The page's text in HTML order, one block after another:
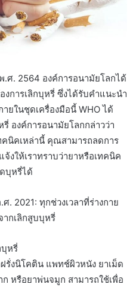
.ศ. 2564 องค์การอนามัยโลกได้
การเลิกบุหรี่ ซึ่งได้รับคำแนะนำ
ยในชุดเครื่องมือนี้ WHO ได้
องค์การอนามัยโลกกล่าวว่า
คนิคเหล่านี้ คุณสามารถลดการ
งให้เราทราบว่ายาหรือเทคนิค
บุหรี่ได้
. 2021: ทุกช่วงเวลาที่ร่างกาย
กเลิกสูบบุหรี่
หรี่
รั่งนิโคติน แพทช์ผิวหนัง ยาเม็ด
หรือยาพ่นจมูก สามารถใช้เพื่อ